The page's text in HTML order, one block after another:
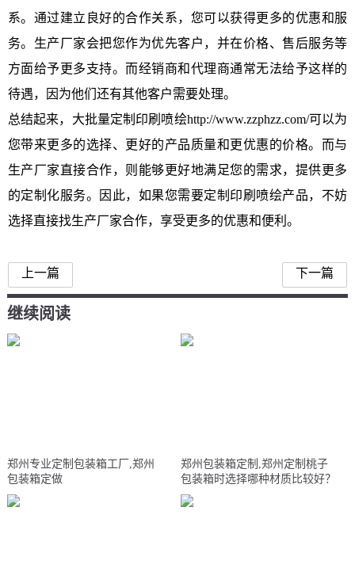
系。通过建立良好的合作关系，您可以获得更多的优惠和服
务。生产厂家会把您作为优先客户，并在价格、售后服务等
方面给予更多支持。而经销商和代理商通常无法给予这样的
待遇，因为他们还有其他客户需要处理。
总结起来，大批量定制印刷喷绘http://www.zzphzz.com/可以为
您带来更多的选择、更好的产品质量和更优惠的价格。而与
生产厂家直接合作，则能够更好地满足您的需求，提供更多
的定制化服务。因此，如果您需要定制印刷喷绘产品，不妨
选择直接找生产厂家合作，享受更多的优惠和便利。
上一篇 下一篇
继续阅读
郑州专业定制包装箱工厂,郑州
包装箱定做
郑州包装箱定制,郑州定制桃子
包装箱时选择哪种材质比较好？